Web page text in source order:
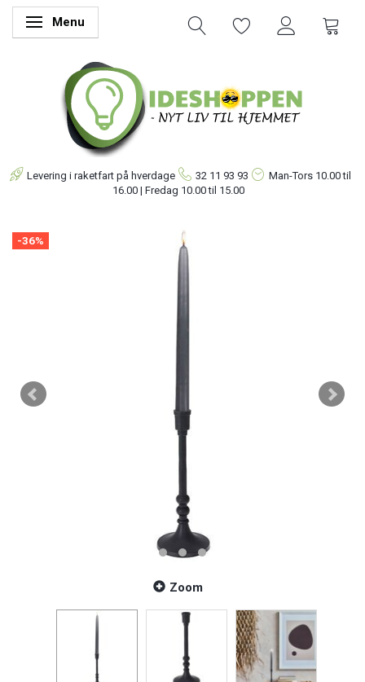
Skifte navigation
Menu
Levering i raketfart på hverdage 32 11 93 93 Man-Tors 10.00 til
16.00 | Fredag 10.00 til 15.00
-36%
Zoom